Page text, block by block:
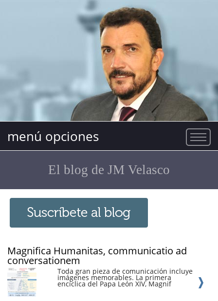
menú opciones
El blog de JM Velasco
Magnifica Humanitas, communicatio ad
conversationem
Toda gran pieza de comunicación incluye
imágenes memorables. La primera
encíclica del Papa León XIV, Magnif